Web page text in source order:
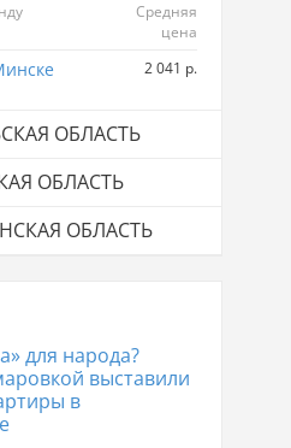
Средняя
цена
2 041 р.
ОБЛАСТЬ
ОБЛАСТЬ
ОБЛАСТЬ
для народа?
выставили
в